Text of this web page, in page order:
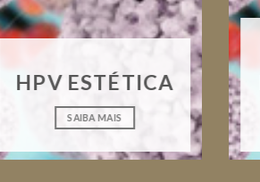
HPV ESTÉTICA
SAIBA MAIS